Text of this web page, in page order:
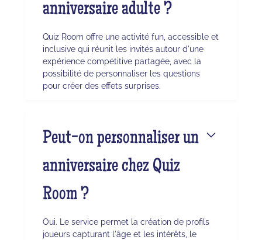
anniversaire adulte ?
Quiz Room offre une activité fun, accessible et
inclusive qui réunit les invités autour d'une
expérience compétitive partagée, avec la
possibilité de personnaliser les questions
pour créer des effets surprises.
Peut-on personnaliser un
anniversaire chez Quiz
Room ?
Oui. Le service permet la création de profils
joueurs capturant l'âge et les intérêts, le